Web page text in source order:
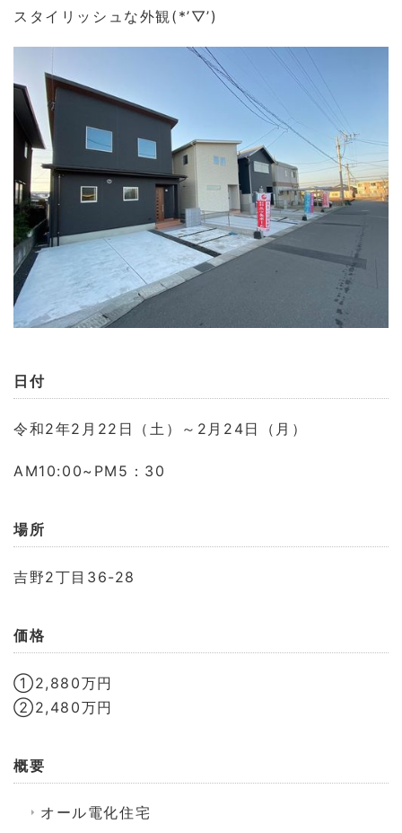
スタイリッシュな外観(*’▽’)
日付
令和2年2月22日（土）～2月24日（月）
AM10:00~PM5：30
場所
吉野2丁目36-28
価格
①2,880万円
②2,480万円
概要
オール電化住宅